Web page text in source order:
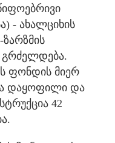
- ახალციხის
გრძელდება.
ფონდის მიერ
დაყოფილი და
42